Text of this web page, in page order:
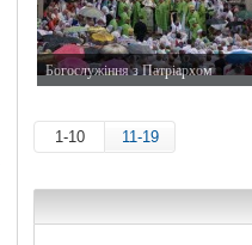
Богослужіння з Патріархом
1-10 11-19